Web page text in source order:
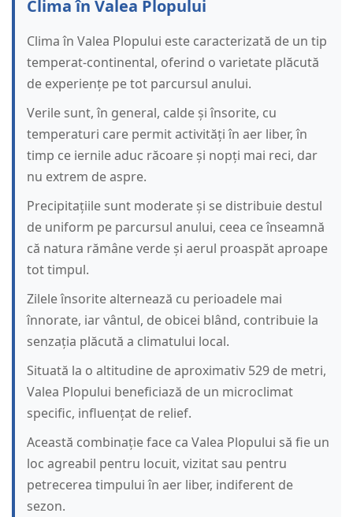
Clima în Valea Plopului
Clima în Valea Plopului este caracterizată de un tip
temperat-continental, oferind o varietate plăcută
de experiențe pe tot parcursul anului.
Verile sunt, în general, calde și însorite, cu
temperaturi care permit activități în aer liber, în
timp ce iernile aduc răcoare și nopți mai reci, dar
nu extrem de aspre.
Precipitațiile sunt moderate și se distribuie destul
de uniform pe parcursul anului, ceea ce înseamnă
că natura rămâne verde și aerul proaspăt aproape
tot timpul.
Zilele însorite alternează cu perioadele mai
înnorate, iar vântul, de obicei blând, contribuie la
senzația plăcută a climatului local.
Situată la o altitudine de aproximativ 529 de metri,
Valea Plopului beneficiază de un microclimat
specific, influențat de relief.
Această combinație face ca Valea Plopului să fie un
loc agreabil pentru locuit, vizitat sau pentru
petrecerea timpului în aer liber, indiferent de
sezon.